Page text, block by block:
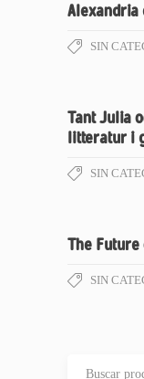
Alexandria
SIN
Tant Julia
litteratur i
SIN
The
SIN